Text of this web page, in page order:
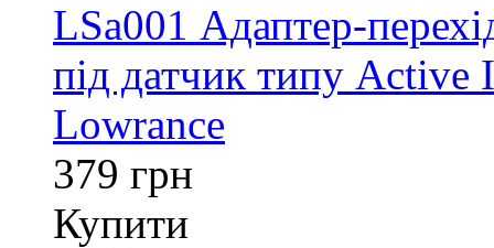
LSa001 Адаптер-
під датчик типу Active
Lowrance
379 грн
Купити